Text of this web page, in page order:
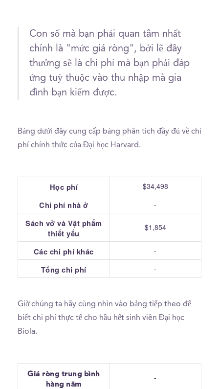
Con số mà bạn phải quan tâm nhất
chính là "mức giá ròng", bởi lẽ đây
thưởng sẽ là chi phí mà bạn phải đáp
ứng tuỳ thuộc vào thu nhập mà gia
đình bạn kiếm được.
Bảng dưới đây cung cấp bảng phân tích đầy đủ về chi
phí chính thức của Đại học Harvard.
Học phí $34,498
Chi phí nhà ở -
Sách vở và Vật phẩm
thiết yếu
$1,854
Các chi phí khác -
Tổng chi phí -
Giờ chúng ta hãy cùng nhìn vào bảng tiếp theo để
biết chi phí thực tế cho hầu hết sinh viên Đại học
Biola.
Giá ròng trung bình
hàng năm
-